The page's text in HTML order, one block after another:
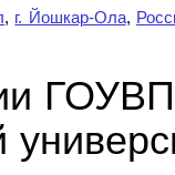
, г. Йошкар-Ола,